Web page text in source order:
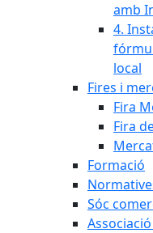
amb
4.
local
Fires i
Fira
Fira
Formació
Sóc